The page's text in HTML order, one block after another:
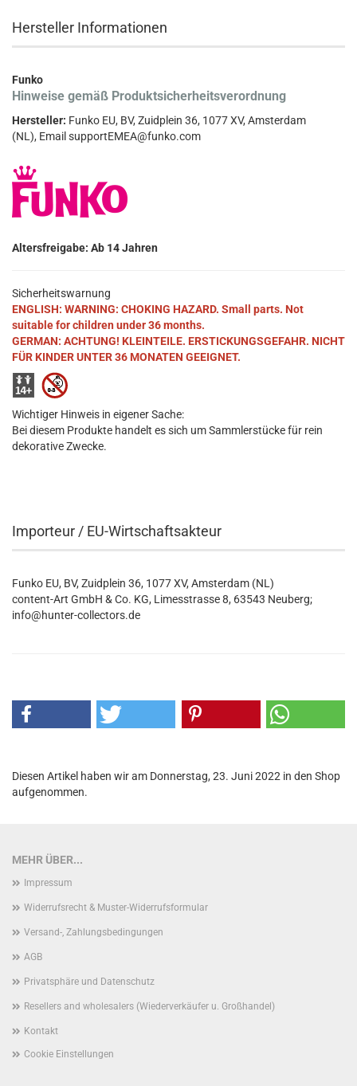
Hersteller Informationen
Funko
Hinweise gemäß Produktsicherheitsverordnung
Hersteller: Funko EU, BV, Zuidplein 36, 1077 XV, Amsterdam
(NL), Email supportEMEA@funko.com
Altersfreigabe: Ab 14 Jahren
Sicherheitswarnung
ENGLISH: WARNING: CHOKING HAZARD. Small parts. Not
suitable for children under 36 months.
GERMAN: ACHTUNG! KLEINTEILE. ERSTICKUNGSGEFAHR. NICHT
FÜR KINDER UNTER 36 MONATEN GEEIGNET.
Wichtiger Hinweis in eigener Sache:
Bei diesem Produkte handelt es sich um Sammlerstücke für rein
dekorative Zwecke.
Importeur / EU-Wirtschaftsakteur
Funko EU, BV, Zuidplein 36, 1077 XV, Amsterdam (NL)
content-Art GmbH & Co. KG, Limesstrasse 8, 63543 Neuberg;
info@hunter-collectors.de
Diesen Artikel haben wir am Donnerstag, 23. Juni 2022 in den Shop
aufgenommen.
MEHR ÜBER...
Impressum
Widerrufsrecht & Muster-Widerrufsformular
Versand-, Zahlungsbedingungen
AGB
Privatsphäre und Datenschutz
Resellers and wholesalers (Wiederverkäufer u. Großhandel)
Kontakt
Cookie Einstellungen